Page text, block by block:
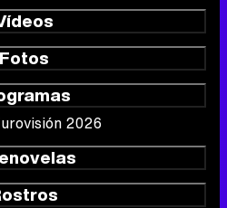
Fotos
2026